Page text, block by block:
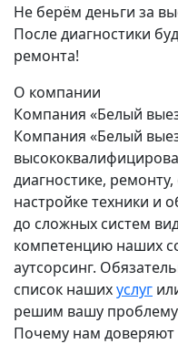
Не берём деньги за
После диагностики
ремонта!
О компании
Компания «Белый
Компания «Белый
диагностике,
настройке техники и
до сложных систем
компетенцию наших
аутсорсинг.
список нашихуслуг
решим вашу
Почему нам доверяют